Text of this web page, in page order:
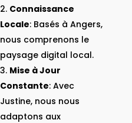
Connaissance
Locale: Basés à Angers,
nous comprenons le
paysage digital local.
Mise à Jour
Constante: Avec
Justine, nous nous
adaptons aux